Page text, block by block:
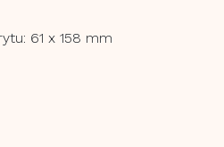
61 x 158 mm